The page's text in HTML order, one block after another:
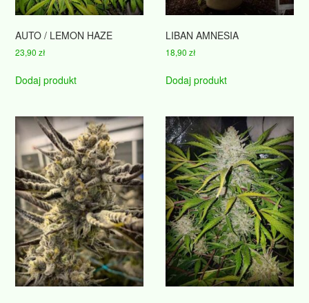
AUTO / LEMON HAZE
23,90zł
Dodaj produkt
LIBAN AMNESIA
18,90zł
Dodaj produkt